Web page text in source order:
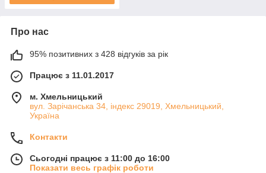
Про нас
95% позитивних з 428 відгуків за рік
Працює з 11.01.2017
м. Хмельницький
вул. Зарічанська 34, індекс 29019, Хмельницький,
Україна
Контакти
Сьогодні працює з 11:00 до 16:00
Показати весь графік роботи